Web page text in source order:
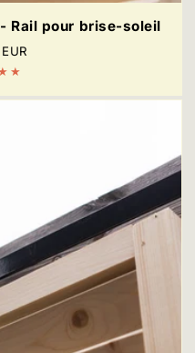
Rail pour brise-soleil